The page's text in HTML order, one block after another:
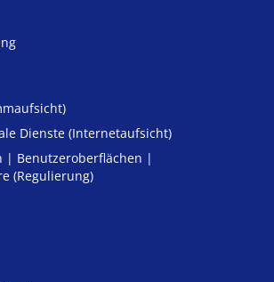
Dienste (Internetaufsicht)
| Benutzeroberflächen |
(Regulierung)